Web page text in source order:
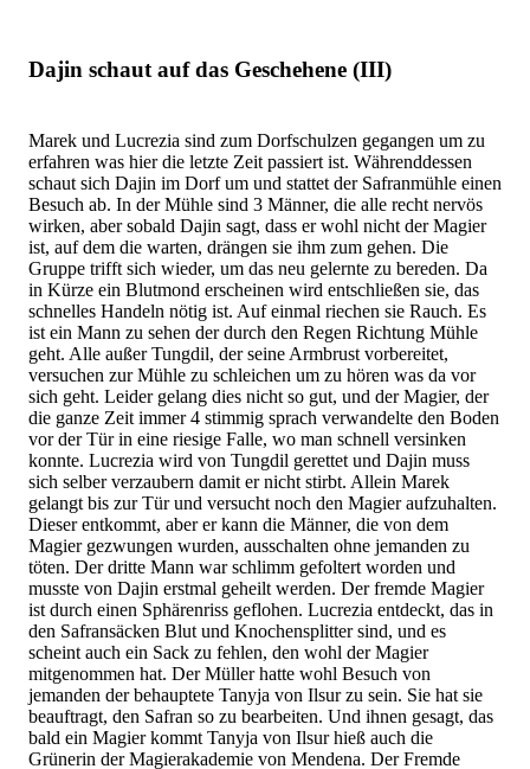
Dajin schaut auf das Geschehene (III)
Marek und Lucrezia sind zum Dorfschulzen gegangen um zu
erfahren was hier die letzte Zeit passiert ist. Währenddessen
schaut sich Dajin im Dorf um und stattet der Safranmühle einen
Besuch ab. In der Mühle sind 3 Männer, die alle recht nervös
wirken, aber sobald Dajin sagt, dass er wohl nicht der Magier
ist, auf dem die warten, drängen sie ihm zum gehen. Die
Gruppe trifft sich wieder, um das neu gelernte zu bereden. Da
in Kürze ein Blutmond erscheinen wird entschließen sie, das
schnelles Handeln nötig ist. Auf einmal riechen sie Rauch. Es
ist ein Mann zu sehen der durch den Regen Richtung Mühle
geht. Alle außer Tungdil, der seine Armbrust vorbereitet,
versuchen zur Mühle zu schleichen um zu hören was da vor
sich geht. Leider gelang dies nicht so gut, und der Magier, der
die ganze Zeit immer 4 stimmig sprach verwandelte den Boden
vor der Tür in eine riesige Falle, wo man schnell versinken
konnte. Lucrezia wird von Tungdil gerettet und Dajin muss
sich selber verzaubern damit er nicht stirbt. Allein Marek
gelangt bis zur Tür und versucht noch den Magier aufzuhalten.
Dieser entkommt, aber er kann die Männer, die von dem
Magier gezwungen wurden, ausschalten ohne jemanden zu
töten. Der dritte Mann war schlimm gefoltert worden und
musste von Dajin erstmal geheilt werden. Der fremde Magier
ist durch einen Sphärenriss geflohen. Lucrezia entdeckt, das in
den Safransäcken Blut und Knochensplitter sind, und es
scheint auch ein Sack zu fehlen, den wohl der Magier
mitgenommen hat. Der Müller hatte wohl Besuch von
jemanden der behauptete Tanyja von Ilsur zu sein. Sie hat sie
beauftragt, den Safran so zu bearbeiten. Und ihnen gesagt, das
bald ein Magier kommt Tanyja von Ilsur hieß auch die
Grünerin der Magierakademie von Mendena. Der Fremde